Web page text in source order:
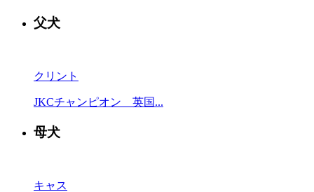
父犬
クリント
JKCチャンピオン 英国...
母犬
キャス